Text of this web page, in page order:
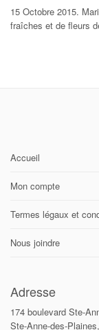
15 Octobre 2015.
fraîches et de fleurs
Accueil
Mon compte
Termes légaux et
Nous joindre
Adresse
174 boulevard Ste-
Ste-Anne-des-Plaines,